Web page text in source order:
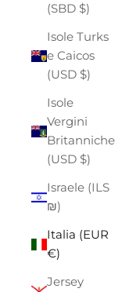
(SBD $)
Isole Turks
e Caicos
(USD $)
Isole
Vergini
Britanniche
(USD $)
Israele (ILS
₪)
Italia (EUR
€)
Jersey